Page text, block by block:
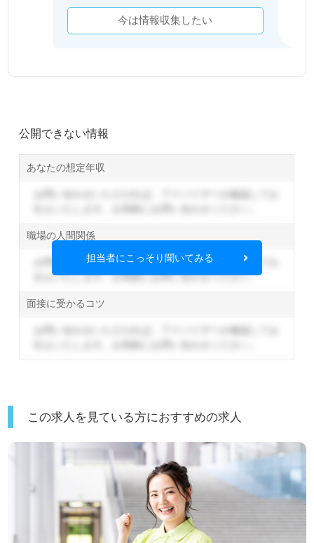
今は情報収集したい
公開できない情報
あなたの想定年収
職場の人間関係
お問い合わせいただければ、アドバイザーが確認してお
伝えいたします。お気軽にお問い合わせください。
面接に受かるコツ
担当者にこっそり聞いてみる
この求人を見ている方におすすめの求人